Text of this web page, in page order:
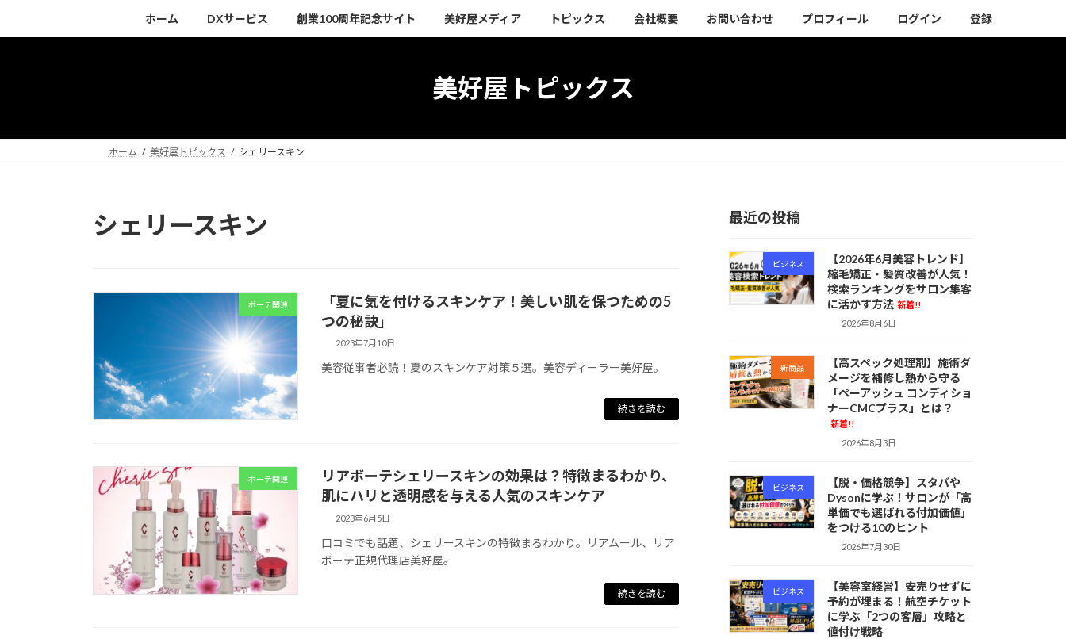
キ
に
ホーム DXサービス 創業100周年記念サイト 美好屋メディア トピックス 会社概要 お問い合わせ プロフィール ログイン 登録
美好屋トピックス
ホーム 美好屋トピックス シェリースキン
シェリースキン
ボーテ関連
「夏に気を付けるスキンケア！美しい肌を保つための5
つの秘訣」
2023年7月10日
美容従事者必読！夏のスキンケア対策５選。美容ディーラー美好屋。
続きを読む
ボーテ関連
リアボーテシェリースキンの効果は？特徴まるわかり、
肌にハリと透明感を与える人気のスキンケア
2023年6月5日
口コミでも話題、シェリースキンの特徴まるわかり。リアムール、リア
ボーテ正規代理店美好屋。
続きを読む
最近の投稿
ビジネス
【2026年6月美容トレンド】
縮毛矯正・髪質改善が人気！
検索ランキングをサロン集客
に活かす方法 新着!!
2026年8月6日
新商品
【高スペック処理剤】施術ダ
メージを補修し熱から守る
「ペーアッシュ コンディショ
ナーCMCプラス」とは？
新着!!
2026年8月3日
ビジネス
【脱・価格競争】スタバや
Dysonに学ぶ！サロンが「高
単価でも選ばれる付加価値」
をつける10のヒント
2026年7月30日
ビジネス
【美容室経営】安売りせずに
予約が埋まる！航空チケット
に学ぶ「2つの客層」攻略と
値付け戦略